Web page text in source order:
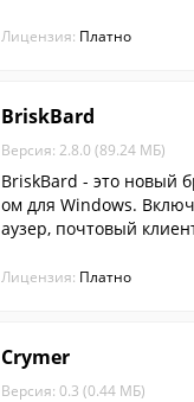
и папками. CommFort
м, удобным, понятным
Лицензия: Платно
BriskBard
Версия: 2.8.0 (89.24 МБ)
BriskBard - это новый
ом для Windows.
аузер, почтовый
айлов, читалку
актов, мессенджер,
Лицензия: Платно
Crymer
Версия: 0.3 (0.44 МБ)